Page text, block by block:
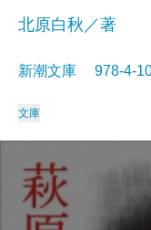
北原白秋／著
新潮文庫 978-4-
文庫